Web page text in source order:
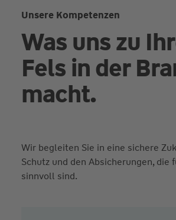
Unsere Kompetenzen
Was uns zu
Fels in der
macht.
Wir begleiten Sie in eine sichere
Schutz und den Absicherungen, die
sinnvoll sind.